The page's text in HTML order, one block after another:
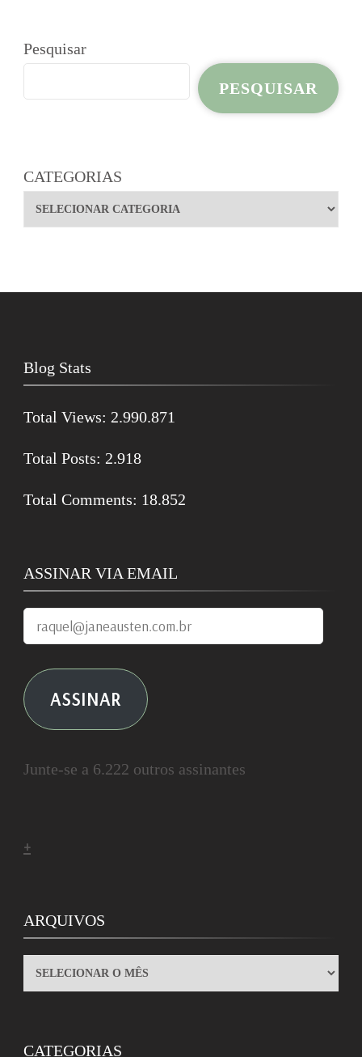
Pesquisar
PESQUISAR
CATEGORIAS
Blog Stats
Total Views: 2.990.871
Total Posts: 2.918
Total Comments: 18.852
ASSINAR VIA EMAIL
raquel@janeausten.com.br
ASSINAR
Junte-se a 6.222 outros assinantes
+
ARQUIVOS
ARQUIVOS
CATEGORIAS